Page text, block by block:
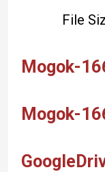
File
Mogok-
Mogok-